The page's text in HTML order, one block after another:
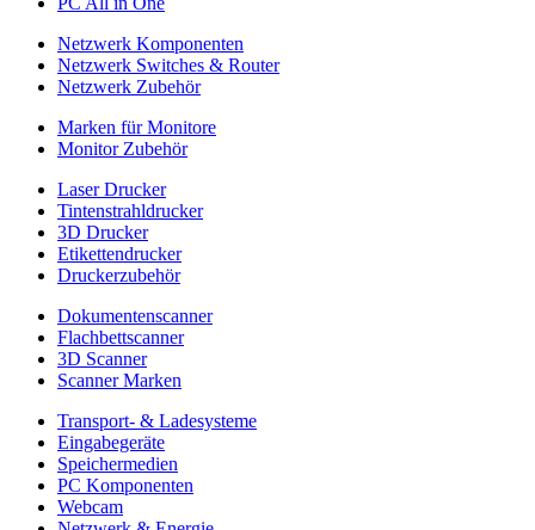
Netzwerk Komponenten
Netzwerk Switches & Router
Netzwerk Zubehör
Marken für Monitore
Monitor Zubehör
Laser Drucker
Tintenstrahldrucker
3D Drucker
Etikettendrucker
Druckerzubehör
Dokumentenscanner
Flachbettscanner
3D Scanner
Scanner Marken
Transport- & Ladesysteme
Eingabegeräte
Speichermedien
PC Komponenten
Webcam